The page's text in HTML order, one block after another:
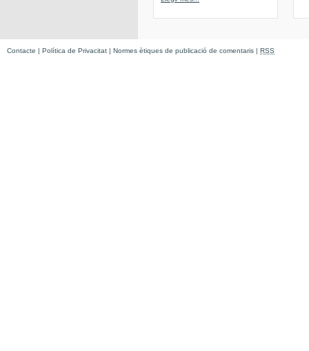
Contacte | Política de Privacitat | Normes ètiques de publicació de comentaris | RSS